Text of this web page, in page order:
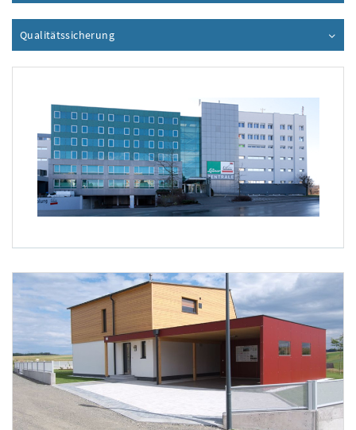
QualitätssicherungInhalt aufklappen